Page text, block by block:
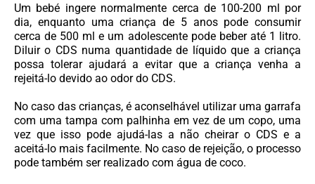
Um bebé ingere normalmente cerca de 100-200 ml por
dia, enquanto uma criança de 5 anos pode consumir
cerca de 500 ml e um adolescente pode beber até 1 litro.
Diluir o CDS numa quantidade de líquido que a criança
possa tolerar ajudará a evitar que a criança venha a
rejeitá-lo devido ao odor do CDS.
No caso das crianças, é aconselhável utilizar uma garrafa
com uma tampa com palhinha em vez de um copo, uma
vez que isso pode ajudá-las a não cheirar o CDS e a
aceitá-lo mais facilmente. No caso de rejeição, o processo
pode também ser realizado com água de coco.